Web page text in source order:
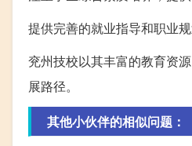
提供完善的就业指导和职业规
兖州技校以其丰富的教育资
展路径。
其他小伙伴的相似问题：